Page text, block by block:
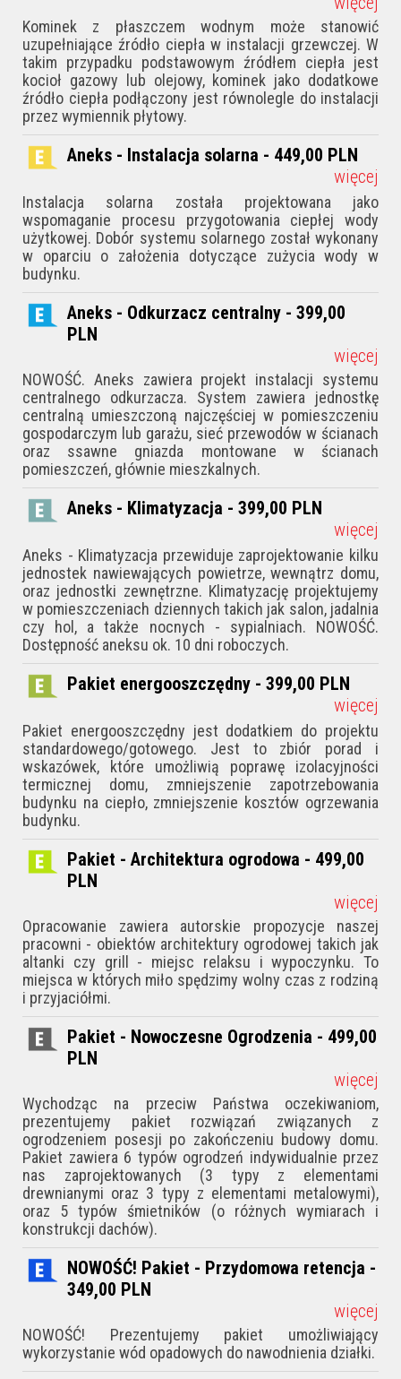
Kominek z płaszczem wodnym może stanowić
uzupełniające źródło ciepła w instalacji grzewczej. W
takim przypadku podstawowym źródłem ciepła jest
kocioł gazowy lub olejowy, kominek jako dodatkowe
źródło ciepła podłączony jest równolegle do instalacji
przez wymiennik płytowy.
Aneks - Instalacja solarna - 449,00 PLN
więcej
Instalacja solarna została projektowana jako
wspomaganie procesu przygotowania ciepłej wody
użytkowej. Dobór systemu solarnego został wykonany
w oparciu o założenia dotyczące zużycia wody w
budynku.
Aneks - Odkurzacz centralny - 399,00
PLN
więcej
NOWOŚĆ. Aneks zawiera projekt instalacji systemu
centralnego odkurzacza. System zawiera jednostkę
centralną umieszczoną najczęściej w pomieszczeniu
gospodarczym lub garażu, sieć przewodów w ścianach
oraz ssawne gniazda montowane w ścianach
pomieszczeń, głównie mieszkalnych.
Aneks - Klimatyzacja - 399,00 PLN
więcej
Aneks - Klimatyzacja przewiduje zaprojektowanie kilku
jednostek nawiewających powietrze, wewnątrz domu,
oraz jednostki zewnętrzne. Klimatyzację projektujemy
w pomieszczeniach dziennych takich jak salon, jadalnia
czy hol, a także nocnych - sypialniach. NOWOŚĆ.
Dostępność aneksu ok. 10 dni roboczych.
Pakiet energooszczędny - 399,00 PLN
więcej
Pakiet energooszczędny jest dodatkiem do projektu
standardowego/gotowego. Jest to zbiór porad i
wskazówek, któ­re umożliwią poprawę izolacyjności
termicznej domu, zmniejszenie zapotrzebowania
budynku na ciepło, zmniejszenie kosztów ogrzewania
budynku.
Pakiet - Architektura ogrodowa - 499,00
PLN
więcej
Opracowanie zawiera autorskie propozycje naszej
pracowni - obiektów architektury ogrodowej takich jak
altanki czy grill - miejsc relaksu i wypoczynku. To
miejsca w których miło spędzimy wolny czas z rodziną
i przyjaciółmi.
Pakiet - Nowoczesne Ogrodzenia - 499,00
PLN
więcej
Wychodząc na przeciw Państwa oczekiwaniom,
prezentujemy pakiet rozwiązań związanych z
ogrodzeniem posesji po zakończeniu budowy domu.
Pakiet zawiera 6 typów ogrodzeń indywidualnie przez
nas zaprojektowanych (3 typy z elementami
drewnianymi oraz 3 typy z elementami metalowymi),
oraz 5 typów śmietników (o różnych wymiarach i
konstrukcji dachów).
NOWOŚĆ! Pakiet - Przydomowa retencja -
349,00 PLN
więcej
NOWOŚĆ! Prezentujemy pakiet umożliwiający
wykorzystanie wód opadowych do nawodnienia działki.